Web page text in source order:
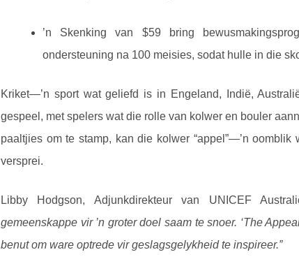
’n Skenking van $59 bring
ondersteuning na 100 meisies, sodat hulle in die
Kriket—’n sport wat geliefd is in Engeland, Indië,
gespeel, met spelers wat die rolle van kolwer en bouler
paaltjies om te stamp, kan die kolwer “appel”—’n
versprei.
Libby Hodgson, Adjunkdirekteur van UNICEF
gemeenskappe vir ’n groter doel saam te snoer. ‘The
benut om ware optrede vir geslagsgelykheid te inspireer.”